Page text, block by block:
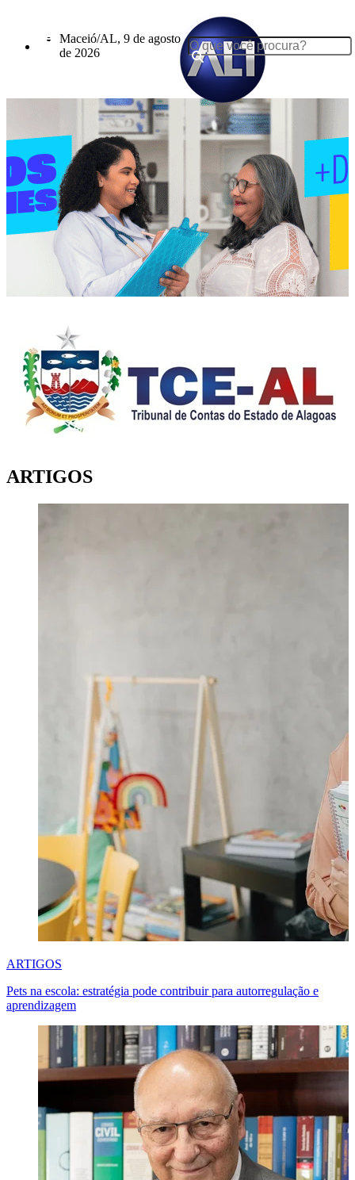
Maceió/AL, 9 de agosto
de 2026
ARTIGOS
ARTIGOS
Pets na escola: estratégia pode contribuir para autorregulação e
aprendizagem